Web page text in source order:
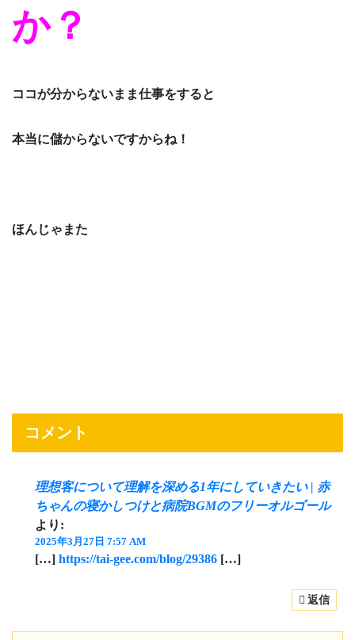
か？
ココが分からないまま仕事をすると
本当に儲からないですからね！
ほんじゃまた
コメント
理想客について理解を深める1年にしていきたい | 赤
ちゃんの寝かしつけと病院BGMのフリーオルゴール
より:
2025年3月27日 7:57 AM
[…]https://tai-gee.com/blog/29386 […]
返信